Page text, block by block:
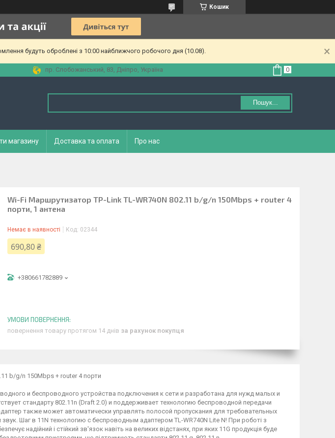
Кошик
будуть оброблені з 10:00 найближчого робочого дня (10.08).
пр. Слобожанський, 83, Дніпро, Україна
Пошук...
магазину Доставка та оплата Про нас
Wi-Fi Маршрутизатор TP-Link TL-WR740N 802.11 b/g/n 150Mbps + router 4
порти, 1 антена
Немає в наявності Код: 02344
690,80 ₴
+380661782889
повернення товару протягом 14 днів за рахунок покупця
b/g/n 150Mbps + router 4 порти
и беспроводного устройства подключения к сети и разработана для нужд малых и
стандарту 802.11n (Draft 2.0) и поддерживает технологию беспроводной передачи
также может автоматически управлять полосой пропускания для требовательных
Шаг в 11N технологию с беспроводным адаптером TL-WR740N Lite N! При роботі з
надійний і стійкий зв'язок навіть на великих відстанях, при яких 11G продукція буде